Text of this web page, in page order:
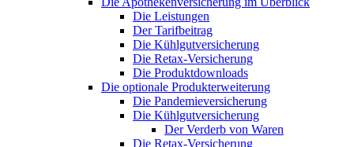
Die Leistungen
Der Tarifbeitrag
Die Kühlgutversicherung
Die Retax-Versicherung
Die Produktdownloads
Die optionale Produkterweiterung
Die Pandemieversicherung
Die Kühlgutversicherung
Der Verderb von Waren
Die Retax-Versicherung